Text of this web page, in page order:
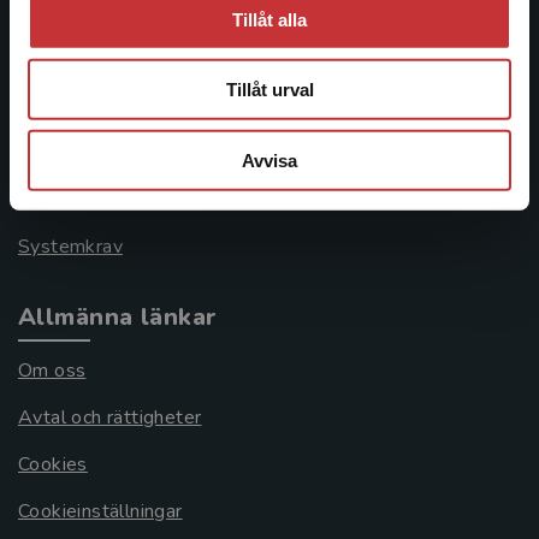
Tillåt alla
Tillåt urval
Avvisa
Kontakta kundservice
Köpvillkor
Systemkrav
Allmänna länkar
Om oss
Avtal och rättigheter
Cookies
Cookieinställningar